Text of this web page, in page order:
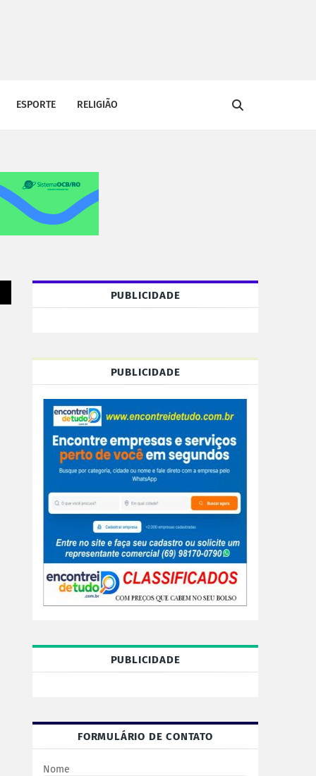
ESPORTE RELIGIÃO
PUBLICIDADE
PUBLICIDADE
PUBLICIDADE
FORMULÁRIO DE CONTATO
Nome